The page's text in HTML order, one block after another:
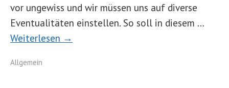
vor ungewiss und wir müssen uns auf diverse
Eventualitäten einstellen. So soll in diesem …
Weiterlesen →
Allgemein